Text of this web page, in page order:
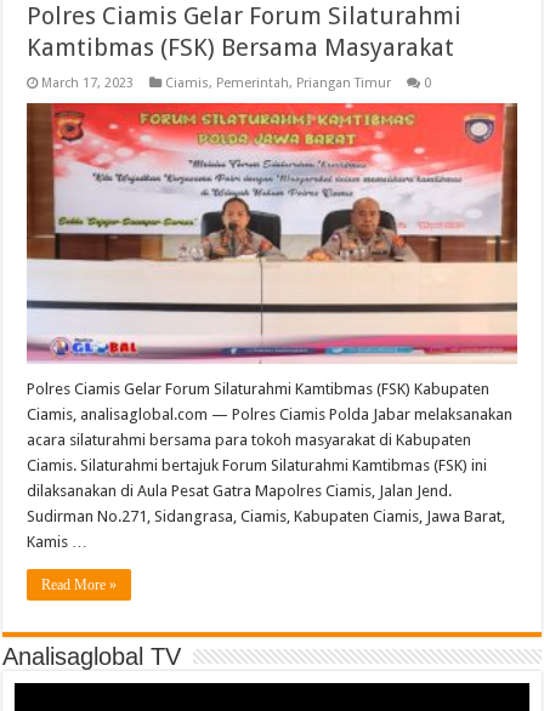
Polres Ciamis Gelar Forum Silaturahmi
Kamtibmas (FSK) Bersama Masyarakat
March 17, 2023 Ciamis, Pemerintah, Priangan Timur 0
Polres Ciamis Gelar Forum Silaturahmi Kamtibmas (FSK) Kabupaten
Ciamis, analisaglobal.com — Polres Ciamis Polda Jabar melaksanakan
acara silaturahmi bersama para tokoh masyarakat di Kabupaten
Ciamis. Silaturahmi bertajuk Forum Silaturahmi Kamtibmas (FSK) ini
dilaksanakan di Aula Pesat Gatra Mapolres Ciamis, Jalan Jend.
Sudirman No.271, Sidangrasa, Ciamis, Kabupaten Ciamis, Jawa Barat,
Kamis …
Read More »
Analisaglobal TV